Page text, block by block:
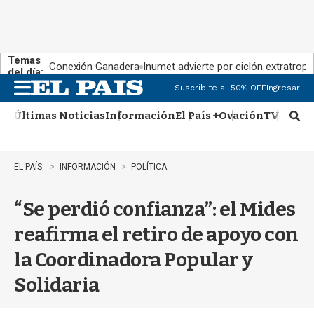
Temas
del día: Conexión Ganadera Inumet advierte por ciclón
n
u
Suscribite al 50% OFFIngresar
Últimas NoticiasInformaciónEl País +OvaciónTV Show
M
o
r
b
�
EL PAÍS INFORMACIÓN POLÍTICA
“Se perdió confianza”: el Mides
reafirma el retiro de apoyo con
la Coordinadora Popular y
Solidaria